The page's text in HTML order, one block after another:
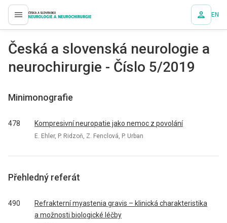
proLékaře.cz EN
Česká a slovenská neurologie a
neurochirurgie - Číslo 5/2019
Minimonografie
478 Kompresivní neuropatie jako nemoc z povolání
E. Ehler, P. Ridzoň, Z. Fenclová, P. Urban
Přehledný referát
490
Refrakterní myastenia gravis – klinická charakteristika
a možnosti bio­logické léčby